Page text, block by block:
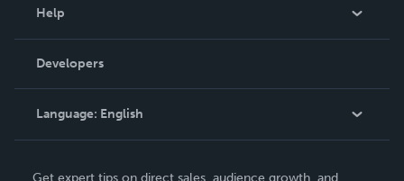
Podcast
Help
Order Lookup
Knowledge Base
Contact Support
Developers
Language: English